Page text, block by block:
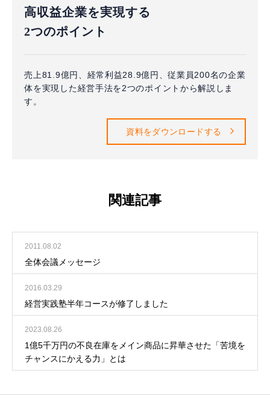
高収益企業を実現する
2つのポイント
売上81.9億円、経常利益28.9億円、従業員200名の企業
体を実現した経営手法を2つのポイントから解説しま
す。
資料をダウンロードする
関連記事
2011.08.02
全体会議メッセージ
2016.03.29
経営実践塾半年コースが修了しました
2023.08.26
1億5千万円の不良在庫をメイン商品に昇華させた「苦境を
チャンスにかえる力」とは